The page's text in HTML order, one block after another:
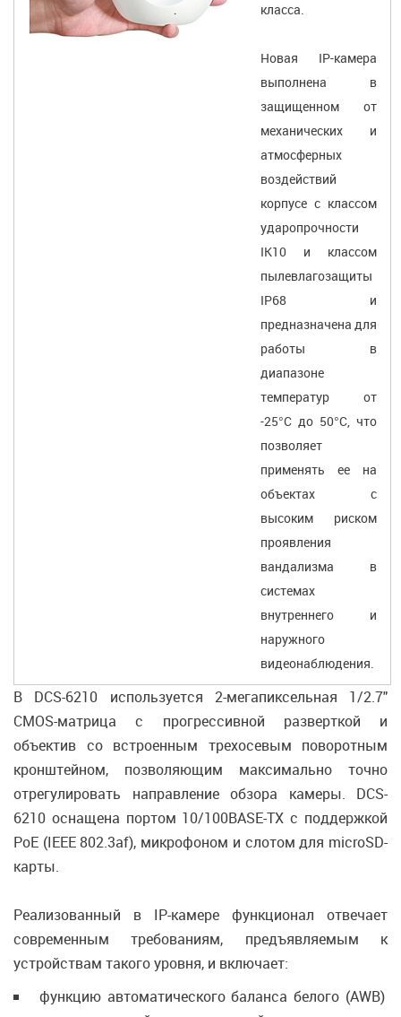
класса.
Новая IP-камера
выполнена в
защищенном от
механических и
атмосферных
воздействий
корпусе с классом
ударопрочности
IK10 и классом
пылевлагозащиты
IP68 и
предназначена для
работы в
диапазоне
температур от
-25°C до 50°C, что
позволяет
применять ее на
объектах с
высоким риском
проявления
вандализма в
системах
внутреннего и
наружного
видеонаблюдения.
В DCS-6210 используется 2-мегапиксельная 1/2.7"
CMOS-матрица с прогрессивной разверткой и
объектив со встроенным трехосевым поворотным
кронштейном, позволяющим максимально точно
отрегулировать направление обзора камеры. DCS-
6210 оснащена портом 10/100BASE-TX с поддержкой
PoE (IEEE 802.3af), микрофоном и слотом для microSD-
карты.
Реализованный в IP-камере функционал отвечает
современным требованиям, предъявляемым к
устройствам такого уровня, и включает:
функцию автоматического баланса белого (AWB)